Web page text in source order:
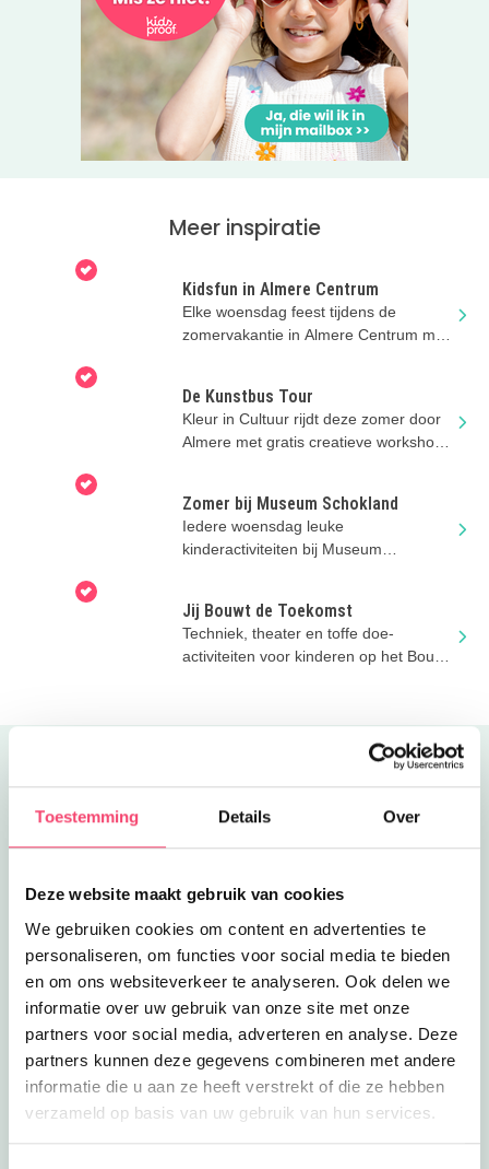
Toestemming Details Over
Deze website maakt gebruik van cookies
We gebruiken cookies om content en advertenties te
personaliseren, om functies voor social media te bieden
en om ons websiteverkeer te analyseren. Ook delen we
informatie over uw gebruik van onze site met onze
partners voor social media, adverteren en analyse. Deze
partners kunnen deze gegevens combineren met andere
informatie die u aan ze heeft verstrekt of die ze hebben
verzameld op basis van uw gebruik van hun services.
* Afbeelding gemaakt door Ellis Klein
Meer inspiratie
Kidsfun in Almere Centrum
Elke woensdag feest tijdens de
zomervakantie in Almere Centrum met
De Kunstbus Tour
Kleur in Cultuur rijdt deze zomer door
Almere met gratis creatieve workshops
Zomer bij Museum Schokland
Iedere woensdag leuke
kinderactiviteiten bij Museum
Jij Bouwt de Toekomst
Techniek, theater en toffe doe-
activiteiten voor kinderen op het Bouw